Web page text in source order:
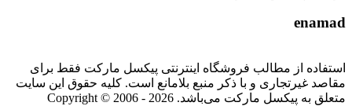
enamad
استفاده از مطالب فروشگاه اینترنتی پیکسل مارکت فقط برای
مقاصد غیرتجاری و با ذکر منبع بلامانع است. کلیه حقوق این سایت
متعلق به پیکسل مارکت می‌باشد. Copyright © 2006 - 2026